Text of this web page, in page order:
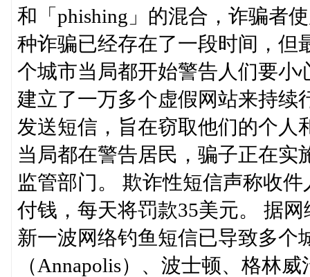
和「phishing」的混合，诈骗者
种诈骗已经存在了一段时间，但
个城市当局都开始警告人们要小
建立了一万多个虚假网站来持续
发送短信，旨在窃取他们的个人
当局都在警告居民，骗子正在实
监管部门。 欺诈性短信声称收
付钱，每天将罚款35美元。 据
新一波网络钓鱼短信已导致多个
（Annapolis）、波士顿、格林